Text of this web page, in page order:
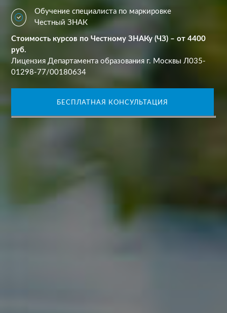
Обучение специалиста по маркировке
Честный ЗНАК
Стоимость курсов по Честному ЗНАКу (ЧЗ) – от 4400
руб.
Лицензия Департамента образования г. Москвы Л035-
01298-77/00180634
БЕСПЛАТНАЯ КОНСУЛЬТАЦИЯ